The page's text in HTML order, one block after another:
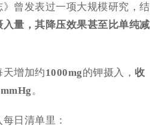
》曾发表过一项大规模研究，结
入量，其降压效果甚至比单纯减
天增加约1000mg的钾摄入，收
。
日清单里：